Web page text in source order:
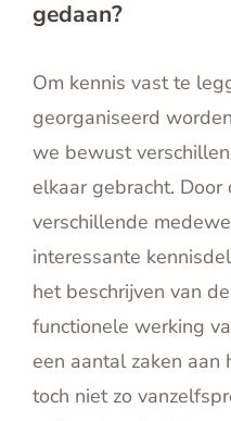
gedaan?
Om kennis vast te
georganiseerd
we bewust
elkaar gebracht.
verschillende
interessante
het beschrijven van
functionele werking
een aantal zaken
toch niet zo